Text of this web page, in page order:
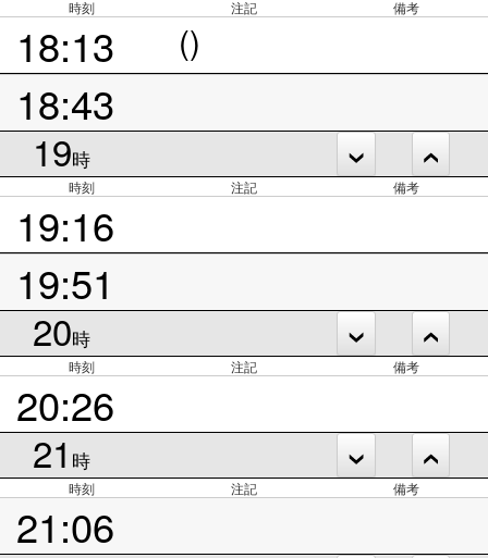
時刻 注記 備考
18:13 ()
18:43
19時
時刻 注記 備考
19:16
19:51
20時
時刻 注記 備考
20:26
21 時
時刻 注記 備考
21:06